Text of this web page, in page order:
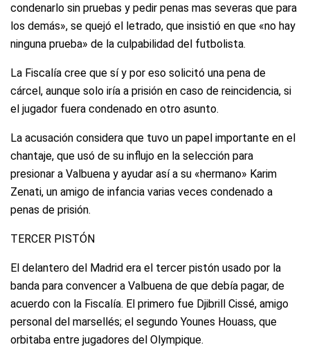
condenarlo sin pruebas y pedir penas mas severas que para
los demás», se quejó el letrado, que insistió en que «no hay
ninguna prueba» de la culpabilidad del futbolista.
La Fiscalía cree que sí y por eso solicitó una pena de
cárcel, aunque solo iría a prisión en caso de reincidencia, si
el jugador fuera condenado en otro asunto.
La acusación considera que tuvo un papel importante en el
chantaje, que usó de su influjo en la selección para
presionar a Valbuena y ayudar así a su «hermano» Karim
Zenati, un amigo de infancia varias veces condenado a
penas de prisión.
TERCER PISTÓN
El delantero del Madrid era el tercer pistón usado por la
banda para convencer a Valbuena de que debía pagar, de
acuerdo con la Fiscalía. El primero fue Djibrill Cissé, amigo
personal del marsellés; el segundo Younes Houass, que
orbitaba entre jugadores del Olympique.